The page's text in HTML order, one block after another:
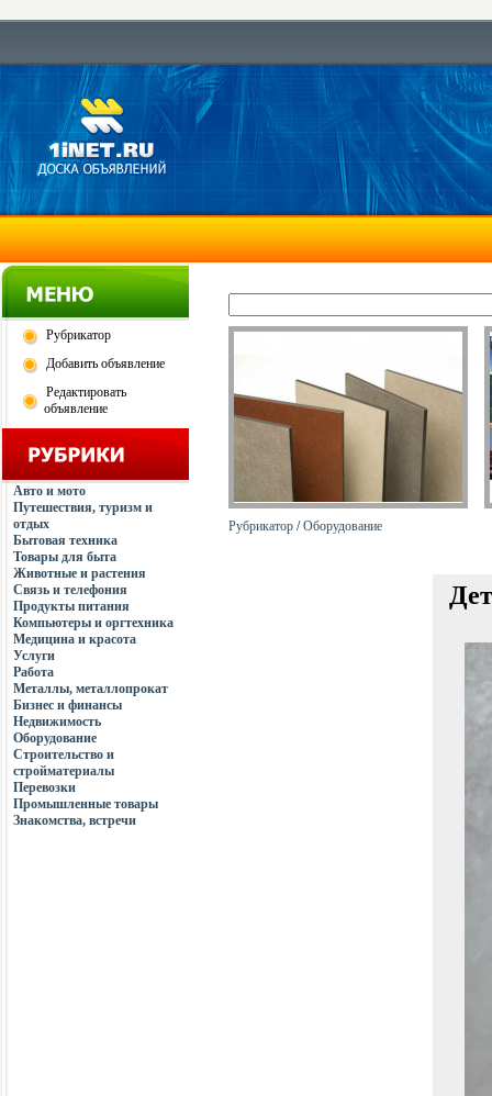
Рубрикатор
Добавить объявление
Редактировать
объявление
Авто и мото
Путешествия, туризм и
отдых
Бытовая техника
Товары для быта
Животные и растения
Связь и телефония
Продукты питания
Компьютеры и оргтехника
Медицина и красота
Услуги
Работа
Металлы, металлопрокат
Бизнес и финансы
Недвижимость
Оборудование
Строительство и
стройматериалы
Перевозки
Промышленные товары
Знакомства, встречи
Рубрикатор /Оборудование